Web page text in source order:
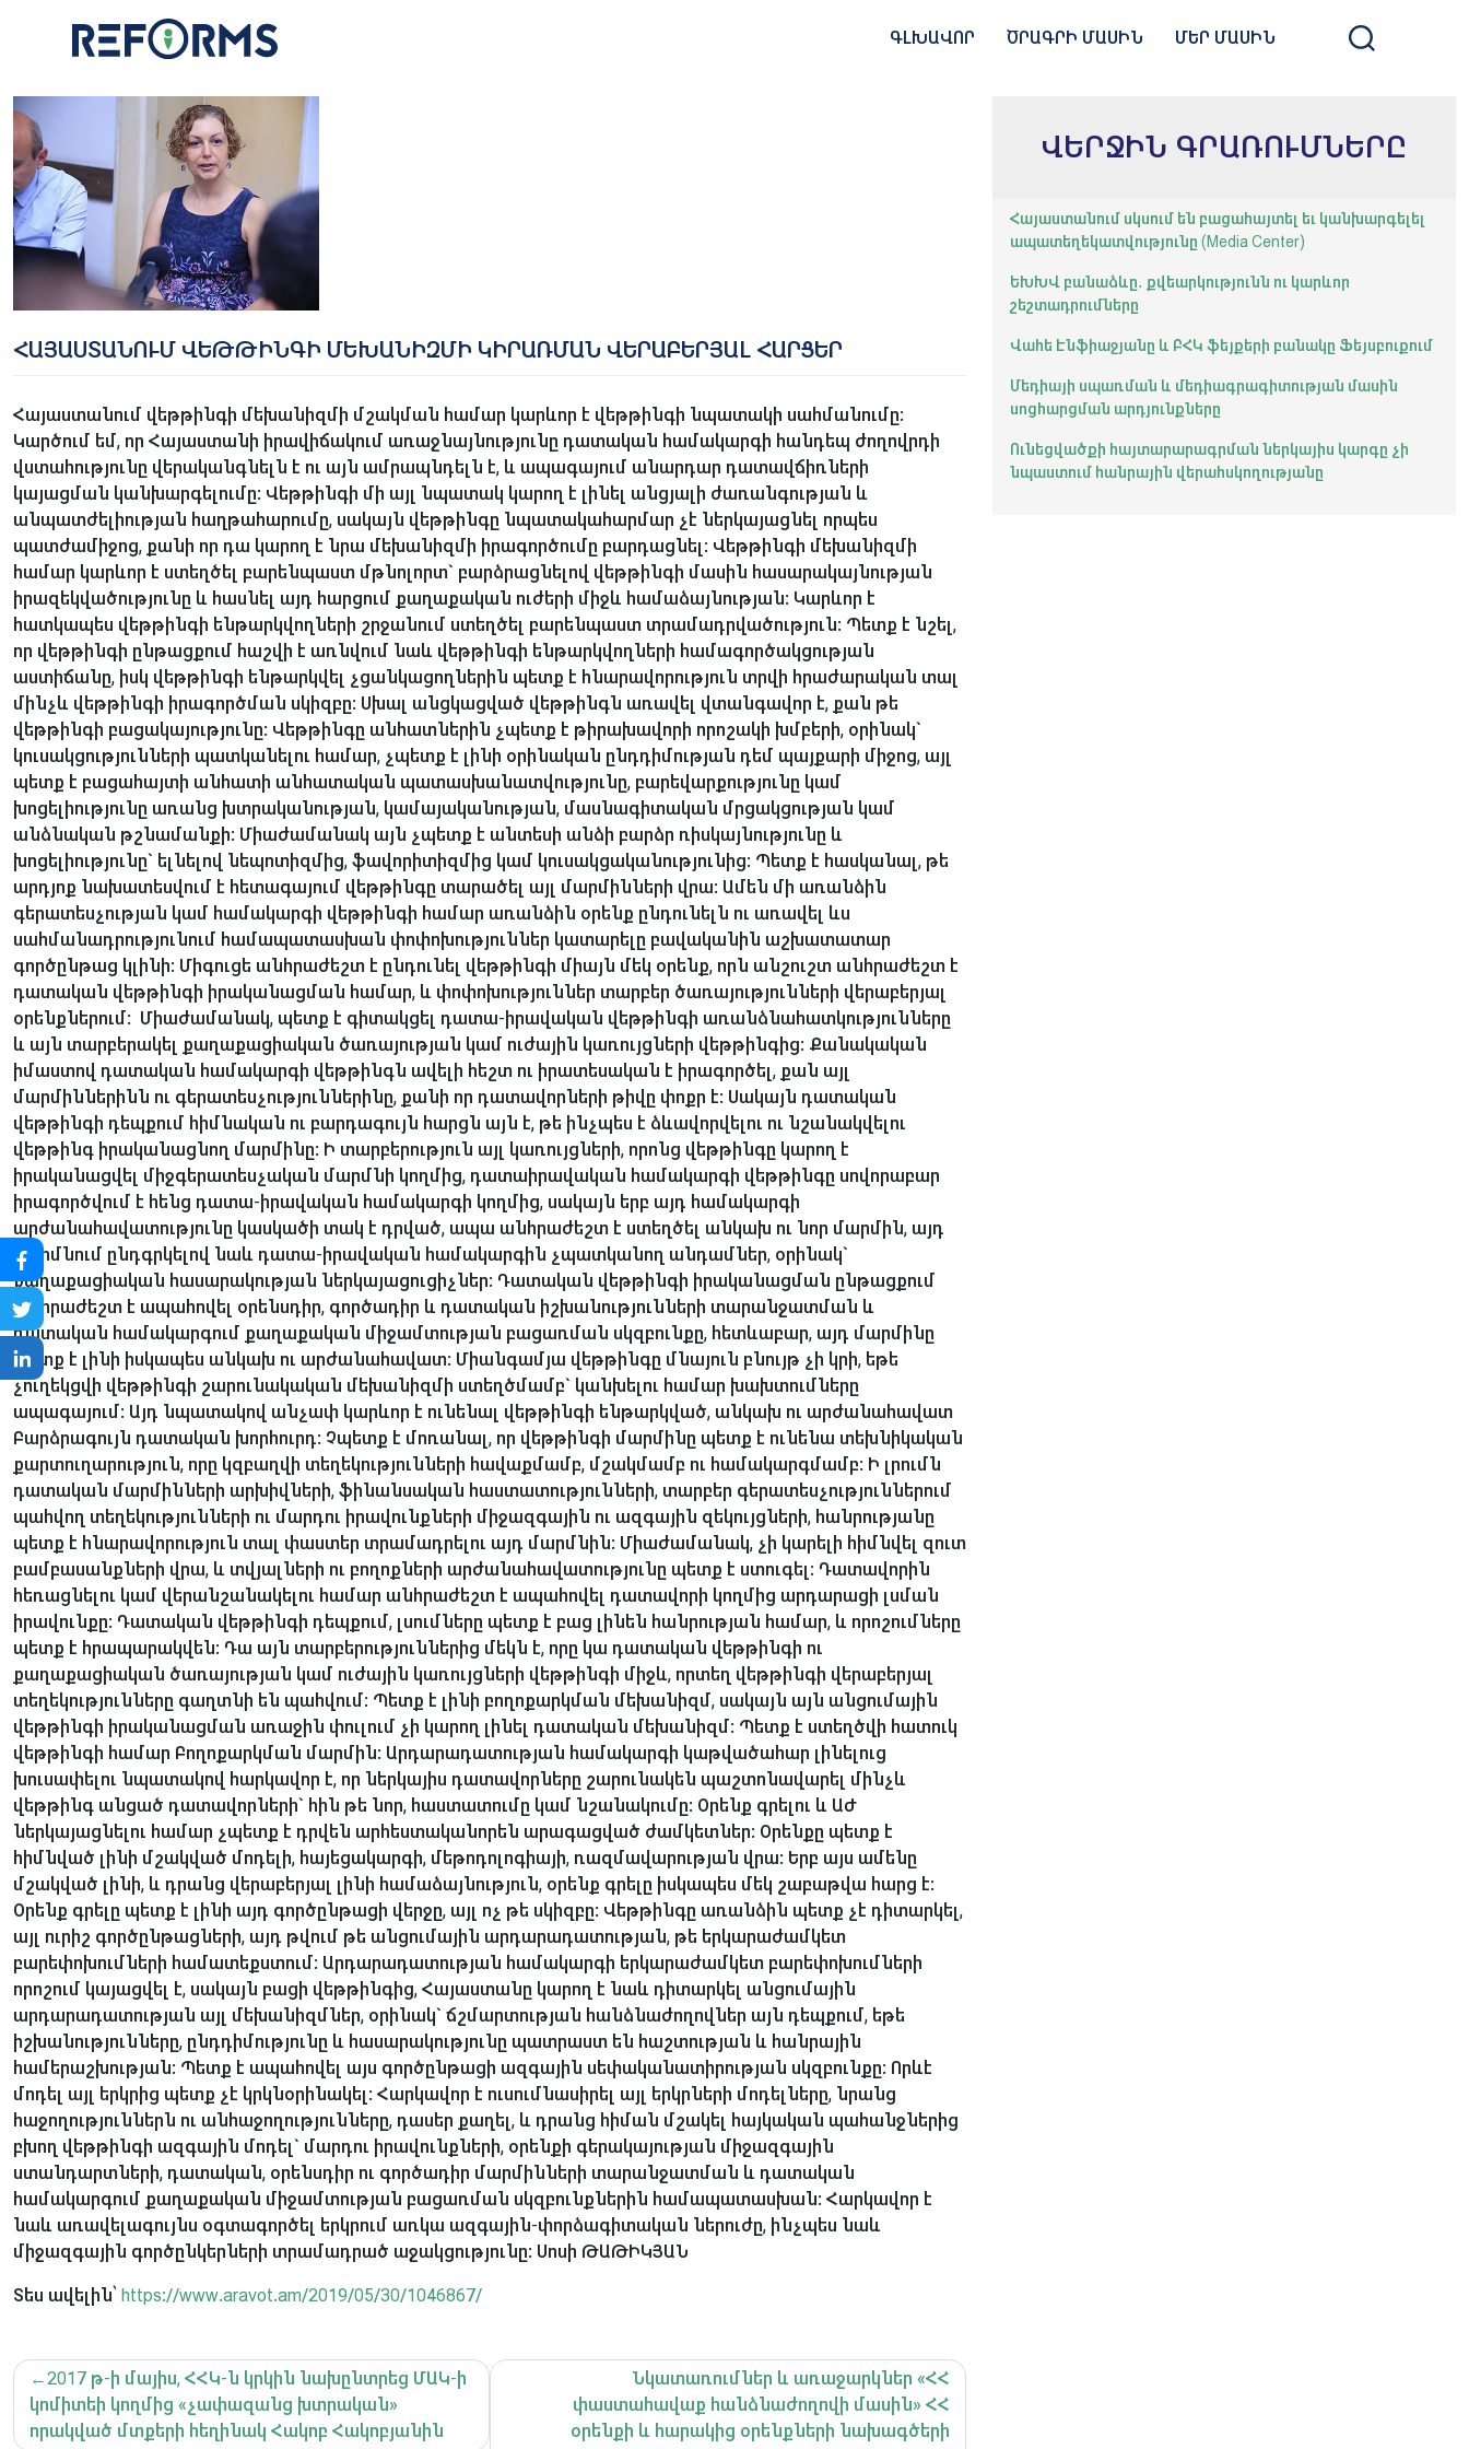
ԳԼԽԱՎՈՐ ԾՐԱԳՐԻ ՄԱՍԻՆ ՄԵՐ ՄԱՍԻՆ
ՀԱՅԱՍՏԱՆՈՒՄ ՎԵԹԹԻՆԳԻ ՄԵԽԱՆԻԶՄԻ ԿԻՐԱՌՄԱՆ ՎԵՐԱԲԵՐՅԱԼ ՀԱՐՑԵՐ
Հայաստանում վեթթինգի մեխանիզմի մշակման համար կարևոր է վեթթինգի նպատակի սահմանումը:
Կարծում եմ, որ Հայաստանի իրավիճակում առաջնայնությունը դատական համակարգի հանդեպ ժողովրդի
վստահությունը վերականգնելն է ու այն ամրապնդելն է, և ապագայում անարդար դատավճիռների
կայացման կանխարգելումը: Վեթթինգի մի այլ նպատակ կարող է լինել անցյալի ժառանգության և
անպատժելիության հաղթահարումը, սակայն վեթթինգը նպատակահարմար չէ ներկայացնել որպես
պատժամիջոց, քանի որ դա կարող է նրա մեխանիզմի իրագործումը բարդացնել: Վեթթինգի մեխանիզմի
համար կարևոր է ստեղծել բարենպաստ մթնոլորտ` բարձրացնելով վեթթինգի մասին հասարակայնության
իրազեկվածությունը և հասնել այդ հարցում քաղաքական ուժերի միջև համաձայնության: Կարևոր է
հատկապես վեթթինգի ենթարկվողների շրջանում ստեղծել բարենպաստ տրամադրվածություն: Պետք է նշել,
որ վեթթինգի ընթացքում հաշվի է առնվում նաև վեթթինգի ենթարկվողների համագործակցության
աստիճանը, իսկ վեթթինգի ենթարկվել չցանկացողներին պետք է հնարավորություն տրվի հրաժարական տալ
մինչև վեթթինգի իրագործման սկիզբը: Սխալ անցկացված վեթթինգն առավել վտանգավոր է, քան թե
վեթթինգի բացակայությունը: Վեթթինգը անհատներին չպետք է թիրախավորի որոշակի խմբերի, օրինակ`
կուսակցությունների պատկանելու համար, չպետք է լինի օրինական ընդդիմության դեմ պայքարի միջոց, այլ
պետք է բացահայտի անհատի անհատական պատասխանատվությունը, բարեվարքությունը կամ
խոցելիությունը առանց խտրականության, կամայականության, մասնագիտական մրցակցության կամ
անձնական թշնամանքի: Միաժամանակ այն չպետք է անտեսի անձի բարձր ռիսկայնությունը և
խոցելիությունը` ելնելով նեպոտիզմից, ֆավորիտիզմից կամ կուսակցականությունից: Պետք է հասկանալ, թե
արդյոք նախատեսվում է հետագայում վեթթինգը տարածել այլ մարմինների վրա: Ամեն մի առանձին
գերատեսչության կամ համակարգի վեթթինգի համար առանձին օրենք ընդունելն ու առավել ևս
սահմանադրությունում համապատասխան փոփոխություններ կատարելը բավականին աշխատատար
գործընթաց կլինի: Միգուցե անհրաժեշտ է ընդունել վեթթինգի միայն մեկ օրենք, որն անշուշտ անհրաժեշտ է
դատական վեթթինգի իրականացման համար, և փոփոխություններ տարբեր ծառայությունների վերաբերյալ
օրենքներում: Միաժամանակ, պետք է գիտակցել դատա-իրավական վեթթինգի առանձնահատկությունները
և այն տարբերակել քաղաքացիական ծառայության կամ ուժային կառույցների վեթթինգից: Քանակական
իմաստով դատական համակարգի վեթթինգն ավելի հեշտ ու իրատեսական է իրագործել, քան այլ
մարմիններինն ու գերատեսչություններինը, քանի որ դատավորների թիվը փոքր է: Սակայն դատական
վեթթինգի դեպքում հիմնական ու բարդագույն հարցն այն է, թե ինչպես է ձևավորվելու ու նշանակվելու
վեթթինգ իրականացնող մարմինը: Ի տարբերություն այլ կառույցների, որոնց վեթթինգը կարող է
իրականացվել միջգերատեսչական մարմնի կողմից, դատաիրավական համակարգի վեթթինգը սովորաբար
իրագործվում է հենց դատա-իրավական համակարգի կողմից, սակայն երբ այդ համակարգի
արժանահավատությունը կասկածի տակ է դրված, ապա անհրաժեշտ է ստեղծել անկախ ու նոր մարմին, այդ
մարմնում ընդգրկելով նաև դատա-իրավական համակարգին չպատկանող անդամներ, օրինակ`
քաղաքացիական հասարակության ներկայացուցիչներ: Դատական վեթթինգի իրականացման ընթացքում
անհրաժեշտ է ապահովել օրենսդիր, գործադիր և դատական իշխանությունների տարանջատման և
դատական համակարգում քաղաքական միջամտության բացառման սկզբունքը, հետևաբար, այդ մարմինը
պետք է լինի իսկապես անկախ ու արժանահավատ: Միանգամյա վեթթինգը մնայուն բնույթ չի կրի, եթե
չուղեկցվի վեթթինգի շարունակական մեխանիզմի ստեղծմամբ` կանխելու համար խախտումները
ապագայում: Այդ նպատակով անչափ կարևոր է ունենալ վեթթինգի ենթարկված, անկախ ու արժանահավատ
Բարձրագույն դատական խորհուրդ: Չպետք է մոռանալ, որ վեթթինգի մարմինը պետք է ունենա տեխնիկական
քարտուղարություն, որը կզբաղվի տեղեկությունների հավաքմամբ, մշակմամբ ու համակարգմամբ: Ի լրումն
դատական մարմինների արխիվների, ֆինանսական հաստատությունների, տարբեր գերատեսչություններում
պահվող տեղեկությունների ու մարդու իրավունքների միջազգային ու ազգային զեկույցների, հանրությանը
պետք է հնարավորություն տալ փաստեր տրամադրելու այդ մարմնին: Միաժամանակ, չի կարելի հիմնվել զուտ
բամբասանքների վրա, և տվյալների ու բողոքների արժանահավատությունը պետք է ստուգել: Դատավորին
հեռացնելու կամ վերանշանակելու համար անհրաժեշտ է ապահովել դատավորի կողմից արդարացի լսման
իրավունքը: Դատական վեթթինգի դեպքում, լսումները պետք է բաց լինեն հանրության համար, և որոշումները
պետք է հրապարակվեն: Դա այն տարբերություններից մեկն է, որը կա դատական վեթթինգի ու
քաղաքացիական ծառայության կամ ուժային կառույցների վեթթինգի միջև, որտեղ վեթթինգի վերաբերյալ
տեղեկությունները գաղտնի են պահվում: Պետք է լինի բողոքարկման մեխանիզմ, սակայն այն անցումային
վեթթինգի իրականացման առաջին փուլում չի կարող լինել դատական մեխանիզմ: Պետք է ստեղծվի հատուկ
վեթթինգի համար Բողոքարկման մարմին: Արդարադատության համակարգի կաթվածահար լինելուց
խուսափելու նպատակով հարկավոր է, որ ներկայիս դատավորները շարունակեն պաշտոնավարել մինչև
վեթթինգ անցած դատավորների` հին թե նոր, հաստատումը կամ նշանակումը: Օրենք գրելու և ԱԺ
ներկայացնելու համար չպետք է դրվեն արհեստականորեն արագացված ժամկետներ: Օրենքը պետք է
հիմնված լինի մշակված մոդելի, հայեցակարգի, մեթոդոլոգիայի, ռազմավարության վրա: Երբ այս ամենը
մշակված լինի, և դրանց վերաբերյալ լինի համաձայնություն, օրենք գրելը իսկապես մեկ շաբաթվա հարց է:
Օրենք գրելը պետք է լինի այդ գործընթացի վերջը, այլ ոչ թե սկիզբը: Վեթթինգը առանձին պետք չէ դիտարկել,
այլ ուրիշ գործընթացների, այդ թվում թե անցումային արդարադատության, թե երկարաժամկետ
բարեփոխումների համատեքստում: Արդարադատության համակարգի երկարաժամկետ բարեփոխումների
որոշում կայացվել է, սակայն բացի վեթթինգից, Հայաստանը կարող է նաև դիտարկել անցումային
արդարադատության այլ մեխանիզմներ, օրինակ` ճշմարտության հանձնաժողովներ այն դեպքում, եթե
իշխանությունները, ընդդիմությունը և հասարակությունը պատրաստ են հաշտության և հանրային
համերաշխության: Պետք է ապահովել այս գործընթացի ազգային սեփականատիրության սկզբունքը: Որևէ
մոդել այլ երկրից պետք չէ կրկնօրինակել: Հարկավոր է ուսումնասիրել այլ երկրների մոդելները, նրանց
հաջողություններն ու անհաջողությունները, դասեր քաղել, և դրանց հիման մշակել հայկական պահանջներից
բխող վեթթինգի ազգային մոդել` մարդու իրավունքների, օրենքի գերակայության միջազգային
ստանդարտների, դատական, օրենսդիր ու գործադիր մարմինների տարանջատման և դատական
համակարգում քաղաքական միջամտության բացառման սկզբունքներին համապատասխան: Հարկավոր է
նաև առավելագույնս օգտագործել երկրում առկա ազգային-փորձագիտական ներուժը, ինչպես նաև
միջազգային գործընկերների տրամադրած աջակցությունը: Սոսի ԹԱԹԻԿՅԱՆ
Տես ավելին՝ https://www.aravot.am/2019/05/30/1046867/
Գրառումների
նավարկումը
2017 թ-ի մայիս, ՀՀԿ-ն կրկին նախընտրեց ՄԱԿ-ի
կոմիտեի կողմից «չափազանց խտրական»
որակված մտքերի հեղինակ Հակոբ Հակոբյանին
Նկատառումներ և առաջարկներ «ՀՀ
փաստահավաք հանձնաժողովի մասին» ՀՀ
օրենքի և հարակից օրենքների նախագծերի
ՎԵՐՋԻՆ ԳՐԱՌՈՒՄՆԵՐԸ
Հայաստանում սկսում են բացահայտել եւ կանխարգելել
ապատեղեկատվությունը (Media Center)
ԵԽԽՎ բանաձևը․ քվեարկությունն ու կարևոր
շեշտադրումները
Վահե Էնֆիաջյանը և ԲՀԿ ֆեյքերի բանակը Ֆեյսբուքում
Մեդիայի սպառման և մեդիագրագիտության մասին
սոցհարցման արդյունքները
Ունեցվածքի հայտարարագրման ներկայիս կարգը չի
նպաստում հանրային վերահսկողությանը